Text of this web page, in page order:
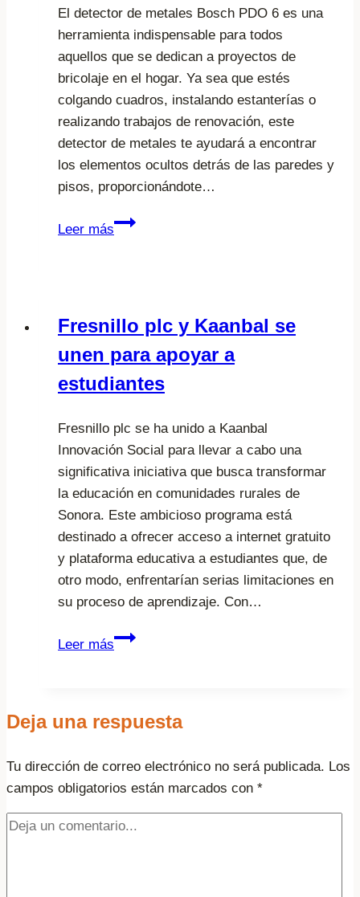
para
la
detección
de
metales
preciosos
como
oro
y
El detector de metales Bosch PDO 6 es una
herramienta indispensable para todos
aquellos que se dedican a proyectos de
bricolaje en el hogar. Ya sea que estés
colgando cuadros, instalando estanterías o
realizando trabajos de renovación, este
detector de metales te ayudará a encontrar
los elementos ocultos detrás de las paredes y
pisos, proporcionándote…
Leer más
Cuál
de
metales
PDO
Fresnillo plc y Kaanbal se
unen para apoyar a
estudiantes
Fresnillo plc se ha unido a Kaanbal
Innovación Social para llevar a cabo una
significativa iniciativa que busca transformar
la educación en comunidades rurales de
Sonora. Este ambicioso programa está
destinado a ofrecer acceso a internet gratuito
y plataforma educativa a estudiantes que, de
otro modo, enfrentarían serias limitaciones en
su proceso de aprendizaje. Con…
Leer más
Fresnillo
se
para
apoyar
a
estudiantes
Deja una respuesta
Tu dirección de correo electrónico no será publicada. Los
campos obligatorios están marcados con *